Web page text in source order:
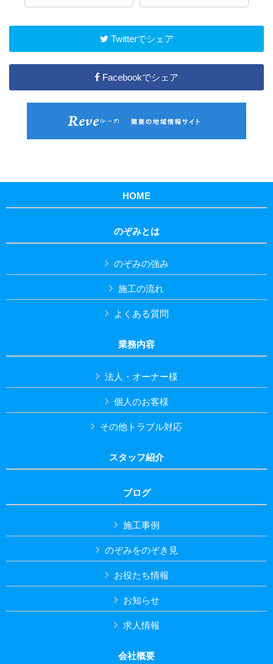
Twitterでシェア
Facebookでシェア
HOME
のぞみとは
のぞみの強み
施工の流れ
よくある質問
業務内容
法人・オーナー様
個人のお客様
その他トラブル対応
スタッフ紹介
ブログ
施工事例
のぞみをのぞき見
お役たち情報
お知らせ
求人情報
会社概要